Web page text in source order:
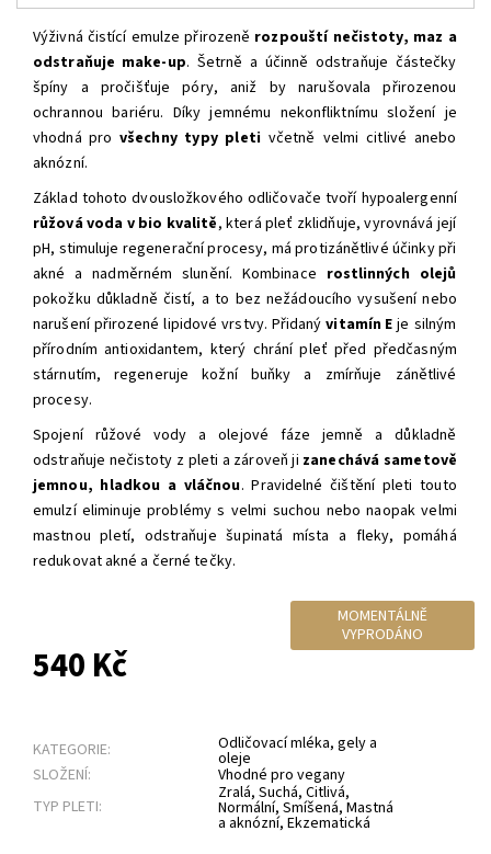
Výživná čistící emulze přirozeně rozpouští nečistoty, maz a
odstraňuje make-up. Šetrně a účinně odstraňuje částečky
špíny a pročišťuje póry, aniž by narušovala přirozenou
ochrannou bariéru. Díky jemnému nekonfliktnímu složení je
vhodná provšechny typy pletivčetně velmi citlivé anebo
aknózní.
Základ tohoto dvousložkového odličovače tvoří hypoalergenní
růžová voda v bio kvalitě, která pleť zklidňuje, vyrovnává její
pH, stimuluje regenerační procesy, má protizánětlivé účinky při
akné a nadměrném slunění. Kombinace rostlinných olejů
pokožku důkladně čistí, a to bez nežádoucího vysušení nebo
narušení přirozené lipidové vrstvy. Přidanývitamín E je silným
přírodním antioxidantem, který chrání pleť před předčasným
stárnutím, regeneruje kožní buňky a zmírňuje zánětlivé
procesy.
Spojení růžové vody a olejové fáze jemně a důkladně
odstraňuje nečistoty z pleti a zároveň ji zanechává sametově
jemnou, hladkou a vláčnou. Pravidelné čištění pleti touto
emulzí eliminuje problémy s velmi suchou nebo naopak velmi
mastnou pletí, odstraňuje šupinatá místa a fleky, pomáhá
redukovat akné a černé tečky.
MOMENTÁLNĚ
VYPRODÁNO
540 Kč
KATEGORIE: Odličovací mléka, gely a
oleje
SLOŽENÍ:
Vhodné pro vegany
TYP PLETI:
Zralá, Suchá, Citlivá,
Normální, Smíšená, Mastná
a aknózní, Ekzematická